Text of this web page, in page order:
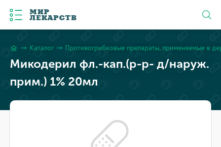
МИР
ЛЕКАРСТВ
home arrow_right_alt Каталог arrow_right_alt Противогрибковые препараты, применяемые в
Микодерил фл.-кап.(р-р- д/наруж.
прим.) 1% 20мл